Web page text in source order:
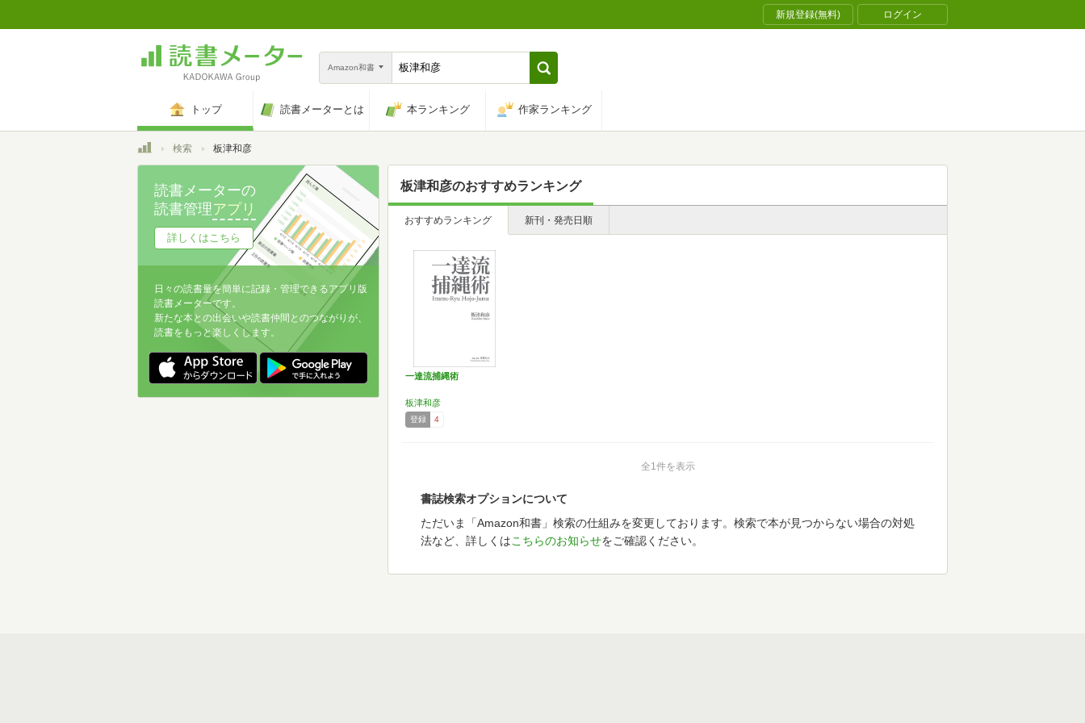
新規登録(無料) ログイン
Amazon和書
トップ 読書メーターとは 本ランキング 作家ランキング
トップ検索 板津和彦
板津和彦のおすすめランキング
おすすめランキング 新刊・発売日順
一達流捕縄術
板津和彦
登録 4
全1件を表示
書誌検索オプションについて
ただいま「Amazon和書」検索の仕組みを変更しております。検索で本が見つからない場合の対処
法など、詳しくはこちらのお知らせをご確認ください。
読書メーターの
読書管理アプリ
詳しくはこちら
日々の読書量を簡単に記録・管理できるアプリ版
読書メーターです。
新たな本との出会いや読書仲間とのつながりが、
読書をもっと楽しくします。